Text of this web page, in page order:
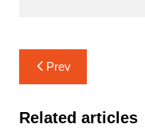
Navigasi
pos
Prev
Related articles